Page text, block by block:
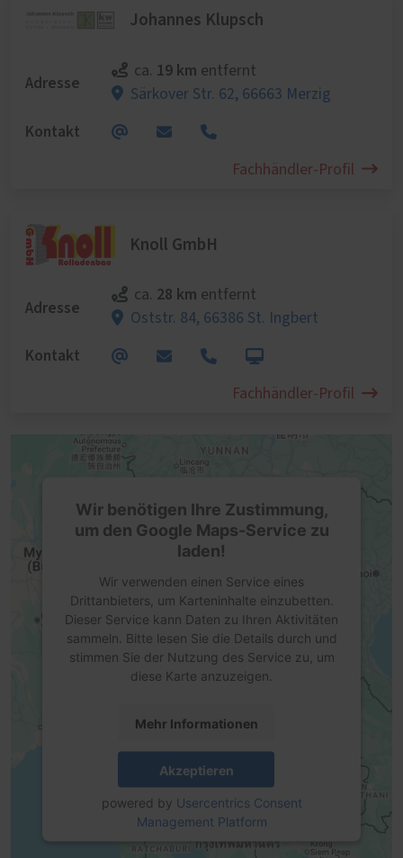
Johannes Klupsch
Adresse
ca. 19 km entfernt
Särkover Str. 62, 66663 Merzig
Kontakt
Fachhändler-Profil
Knoll GmbH
Adresse
ca. 28 km entfernt
Oststr. 84, 66386 St. Ingbert
Kontakt
Fachhändler-Profil
Wir benötigen Ihre Zustimmung,
um den Google Maps-Service zu
laden!
Wir verwenden einen Service eines
Drittanbieters, um Karteninhalte einzubetten.
Dieser Service kann Daten zu Ihren Aktivitäten
sammeln. Bitte lesen Sie die Details durch und
stimmen Sie der Nutzung des Service zu, um
diese Karte anzuzeigen.
Mehr Informationen
Akzeptieren
powered by Usercentrics Consent
Management Platform